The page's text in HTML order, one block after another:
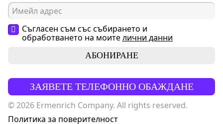
Съгласен съм със събирането и
обработването на моителични данни
АБОНИРАНЕ
ЗАЯВЕТЕ ТЕЛЕФОННО ОБАЖДАНЕ
© 2026 Ermenrich Company. All rights reserved.
Политика за поверителност